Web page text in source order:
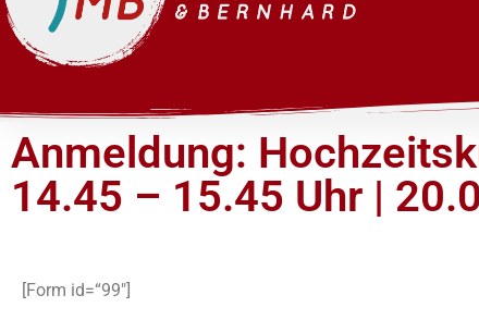
Anmeldung:
14.45 – 15.45 Uhr |
[Form id=“99″]